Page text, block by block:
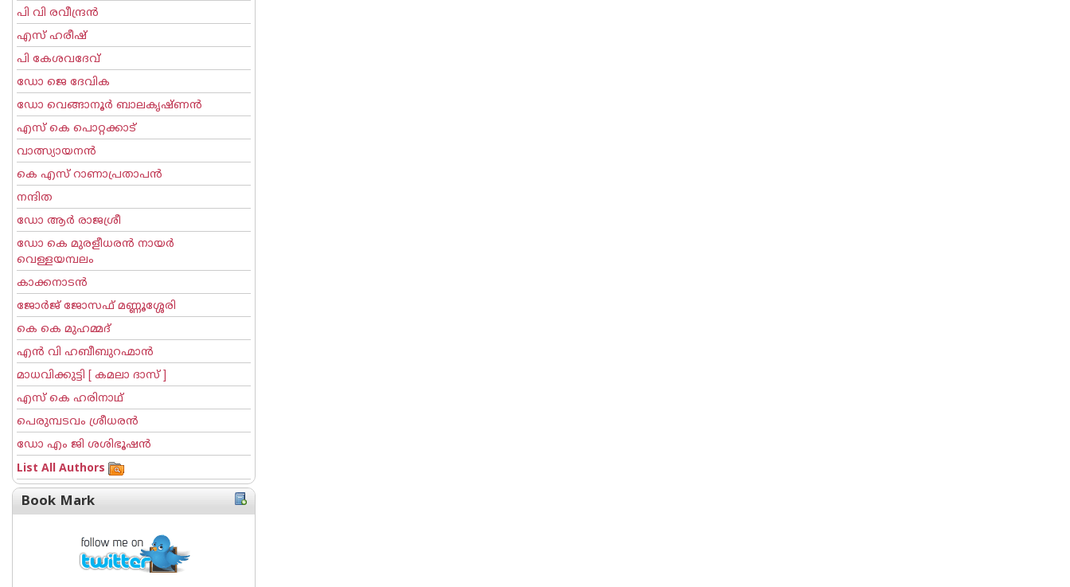
പി വി രവീന്ദ്രന്‍
എസ് ഹരീഷ്
പി കേശവദേവ്‌
ഡോ ജെ ദേവിക
ഡോ വെങ്ങാനൂര്‍ ബാലകൃഷ്ണന്‍
എസ്‌ കെ പൊറ്റക്കാട്‌
വാത്സ്യായനന്‍
കെ എസ് റാണാപ്രതാപന്‍
നന്ദിത
ഡോ ആര്‍ രാജശ്രീ
ഡോ കെ മുരളീധരന്‍ നായര്‍
വെള്ളയമ്പലം
കാക്കനാടന്‍
ജോര്‍ജ് ജോസഫ് മണ്ണൂശ്ശേരി
കെ കെ മുഹമ്മദ്
എന്‍ വി ഹബീബുറഹ്മാന്‍
മാധവിക്കുട്ടി [ കമലാ ദാസ് ]
എസ് കെ ഹരിനാഥ്
പെരുമ്പടവം ശ്രീധര‌ന്‍
ഡോ എം ജി ശശിഭൂഷന്‍
List All Authors
Book Mark